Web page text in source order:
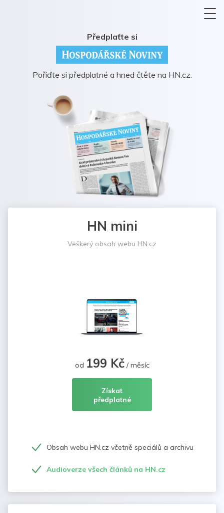
Předplaťte si
Pořiďte si předplatné a hned čtěte na HN.cz.
HN mini
Veškerý obsah webu HN.cz
od 199 Kč/ měsíc
Získat
předplatné
Obsah webu HN.cz včetně speciálů a archivu
Audioverze všech článků na HN.cz